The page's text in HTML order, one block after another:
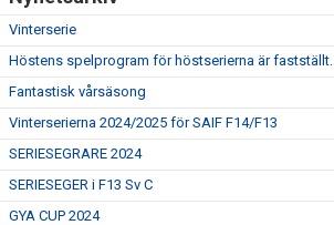
Vinterserie
Höstens spelprogram för höstserierna är fastställt.
Fantastisk vårsäsong
Vinterserierna 2024/2025 för SAIF F14/F13
SERIESEGRARE 2024
SERIESEGER i F13 Sv C
GYA CUP 2024